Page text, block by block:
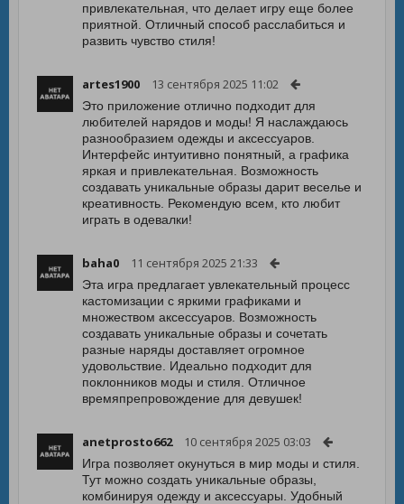
привлекательная, что делает игру еще более
приятной. Отличный способ расслабиться и
развить чувство стиля!
artes1900 13 сентября 2025 11:02
Это приложение отлично подходит для
любителей нарядов и моды! Я наслаждаюсь
разнообразием одежды и аксессуаров.
Интерфейс интуитивно понятный, а графика
яркая и привлекательная. Возможность
создавать уникальные образы дарит веселье и
креативность. Рекомендую всем, кто любит
играть в одевалки!
baha0 11 сентября 2025 21:33
Эта игра предлагает увлекательный процесс
кастомизации с яркими графиками и
множеством аксессуаров. Возможность
создавать уникальные образы и сочетать
разные наряды доставляет огромное
удовольствие. Идеально подходит для
поклонников моды и стиля. Отличное
времяпрепровождение для девушек!
anetprosto662 10 сентября 2025 03:03
Игра позволяет окунуться в мир моды и стиля.
Тут можно создать уникальные образы,
комбинируя одежду и аксессуары. Удобный